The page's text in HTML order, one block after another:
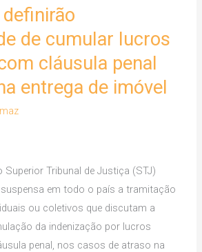
de cumular lucros
cláusula penal
entrega de imóvel
Superior Tribunal de Justiça (STJ)
em todo o país a tramitação
ou coletivos que discutam a
da indenização por lucros
penal, nos casos de atraso na